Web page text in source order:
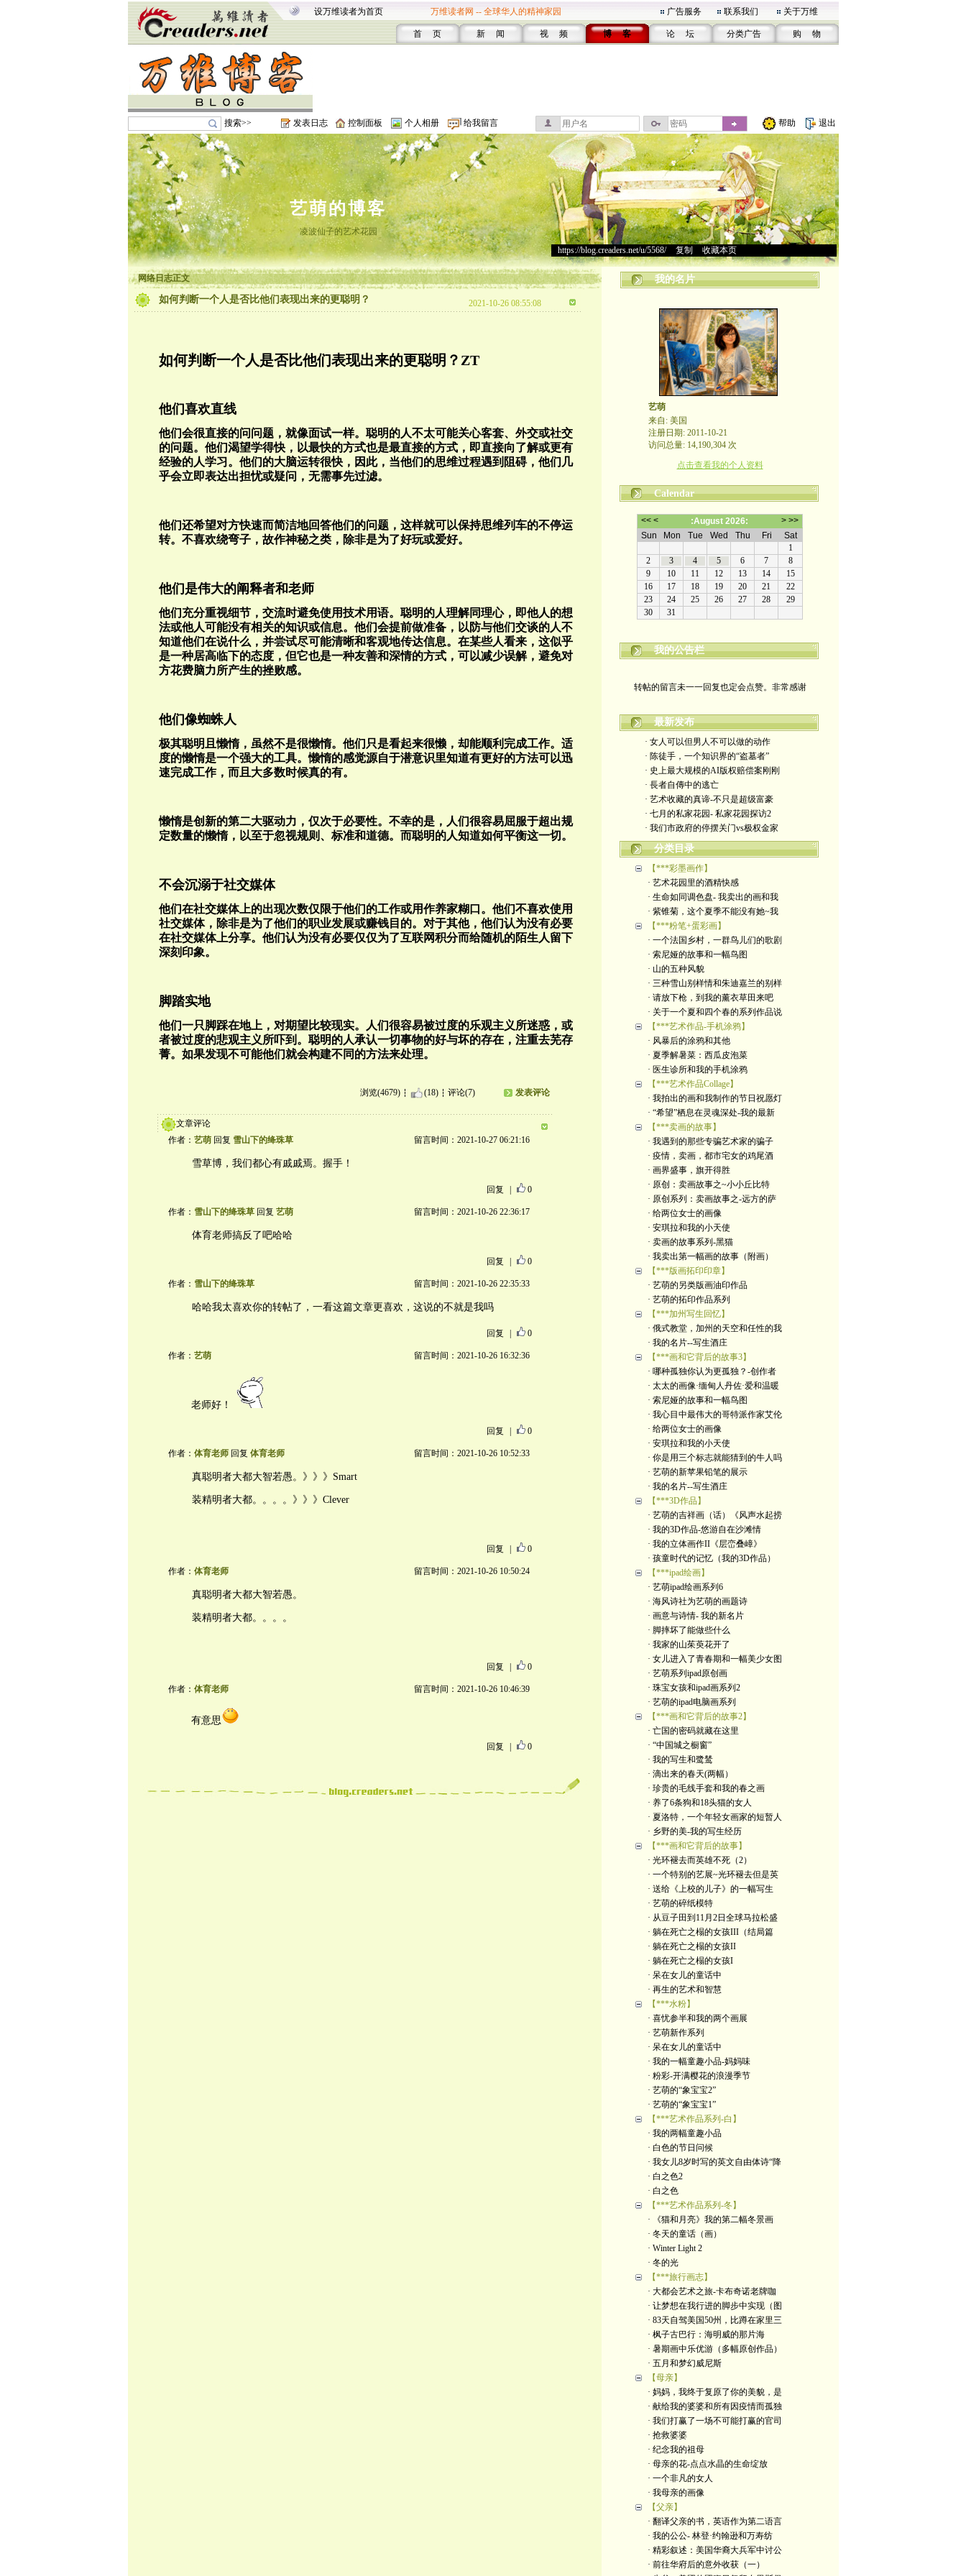
设万维读者为首页 万维读者网 -- 全球华人的精神家园 广告服务 联系我们 关于万维
首 页 新 闻 视 频 博 客 论 坛 分类广告 购 物
搜索>> 发表日志 控制面板 个人相册 给我留言 帮助 退出
艺萌的博客
凌波仙子的艺术花园
https://blog.creaders.net/u/5568/> 复制 收藏本页
网络日志正文
如何判断一个人是否比他们表现出来的更聪明？ 2021-10-26 08:55:08
如何判断一个人是否比他们表现出来的更聪明？ZT
他们喜欢直线
他们会很直接的问问题，就像面试一样。聪明的人不太可能关心客套、外交或社交
的问题。他们渴望学得快，以最快的方式也是最直接的方式，即直接向了解或更有
经验的人学习。他们的大脑运转很快，因此，当他们的思维过程遇到阻碍，他们几
乎会立即表达出担忧或疑问，无需事先过滤。
他们还希望对方快速而简洁地回答他们的问题，这样就可以保持思维列车的不停运
转。不喜欢绕弯子，故作神秘之类，除非是为了好玩或爱好。
他们是伟大的阐释者和老师
他们充分重视细节，交流时避免使用技术用语。聪明的人理解同理心，即他人的想
法或他人可能没有相关的知识或信息。他们会提前做准备，以防与他们交谈的人不
知道他们在说什么，并尝试尽可能清晰和客观地传达信息。在某些人看来，这似乎
是一种居高临下的态度，但它也是一种友善和深情的方式，可以减少误解，避免对
方花费脑力所产生的挫败感。
他们像蜘蛛人
极其聪明且懒惰，虽然不是很懒惰。他们只是看起来很懒，却能顺利完成工作。适
度的懒惰是一个强大的工具。懒惰的感觉源自于潜意识里知道有更好的方法可以迅
速完成工作，而且大多数时候真的有。
懒惰是创新的第二大驱动力，仅次于必要性。不幸的是，人们很容易屈服于超出规
定数量的懒惰，以至于忽视规则、标准和道德。而聪明的人知道如何平衡这一切。
不会沉溺于社交媒体
他们在社交媒体上的出现次数仅限于他们的工作或用作养家糊口。他们不喜欢使用
社交媒体，除非是为了他们的职业发展或赚钱目的。对于其他，他们认为没有必要
在社交媒体上分享。他们认为没有必要仅仅为了互联网积分而给随机的陌生人留下
深刻印象。
脚踏实地
他们一只脚踩在地上，对期望比较现实。人们很容易被过度的乐观主义所迷惑，或
者被过度的悲观主义所吓到。聪明的人承认一切事物的好与坏的存在，注重去芜存
菁。如果发现不可能他们就会构建不同的方法来处理。
浏览(4679) (18) 评论(7) 发表评论
文章评论
作者： 艺萌回复 雪山下的绛珠草 留言时间：2021-10-27 06:21:16
雪草博，我们都心有戚戚焉。握手！
回复 0
作者： 雪山下的绛珠草回复 艺萌 留言时间：2021-10-26 22:36:17
体育老师搞反了吧哈哈
回复 0
作者： 雪山下的绛珠草 留言时间：2021-10-26 22:35:33
哈哈我太喜欢你的转帖了，一看这篇文章更喜欢，这说的不就是我吗
回复 0
作者： 艺萌 留言时间：2021-10-26 16:32:36
老师好！
回复 0
作者： 体育老师回复 体育老师 留言时间：2021-10-26 10:52:33
真聪明者大都大智若愚。》》》Smart
装精明者大都。。。。》》》Clever
回复 0
作者： 体育老师 留言时间：2021-10-26 10:50:24
真聪明者大都大智若愚。
装精明者大都。。。。
回复 0
作者： 体育老师 留言时间：2021-10-26 10:46:39
有意思
回复 0
我的名片
艺萌
来自: 美国
注册日期: 2011-10-21
访问总量: 14,190,304 次
点击查看我的个人资料
Calendar
我的公告栏
哪裡有自由，哪裡就是祖國
有意收藏者请私信我，感谢一贯支持
政治转载不一定代表本人意见
艺术博客：https://yimengl.blog
目录中标注星号的为本人艺术原创
最新发布
· 女人可以但男人不可以做的动作
· 陈徒手，一个知识界的“盗墓者”
· 史上最大规模的AI版权赔偿案刚刚
· 長者自傳中的逃亡
· 艺术收藏的真谛-不只是超级富豪
· 七月的私家花园- 私家花园探访2
· 我们市政府的停摆关门vs极权金家
分类目录
【***彩墨画作】
· 艺术花园里的酒精快感
· 生命如同调色盘- 我卖出的画和我
· 紫锥菊，这个夏季不能没有她~我
【***粉笔+蛋彩画】
· 一个法国乡村，一群鸟儿们的歌剧
· 索尼娅的故事和一幅鸟图
· 山的五种风貌
· 三种雪山别样情和朱迪嘉兰的别样
· 请放下枪，到我的薰衣草田来吧
· 关于一个夏和四个春的系列作品说
【***艺术作品-手机涂鸦】
· 风暴后的涂鸦和其他
· 夏季解暑菜：西瓜皮泡菜
· 医生诊所和我的手机涂鸦
【***艺术作品Collage】
· 我拍出的画和我制作的节日祝愿灯
· “希望”栖息在灵魂深处-我的最新
【***卖画的故事】
· 我遇到的那些专骗艺术家的骗子
· 疫情，卖画，都市宅女的鸡尾酒
· 画界盛事，旗开得胜
· 原创：卖画故事之~小小丘比特
· 原创系列：卖画故事之-远方的萨
· 给两位女士的画像
· 安琪拉和我的小天使
· 卖画的故事系列-黑猫
· 我卖出第一幅画的故事（附画）
【***版画拓印印章】
· 艺萌的另类版画油印作品
· 艺萌的拓印作品系列
【***加州写生回忆】
· 俄式教堂，加州的天空和任性的我
· 我的名片--写生酒庄
【***画和它背后的故事3】
· 哪种孤独你认为更孤独？-创作者
· 太太的画像·缅甸人丹佐·爱和温暖
· 索尼娅的故事和一幅鸟图
· 我心目中最伟大的哥特派作家艾伦
· 给两位女士的画像
· 安琪拉和我的小天使
· 你是用三个标志就能猜到的牛人吗
· 艺萌的新苹果铅笔的展示
· 我的名片--写生酒庄
【***3D作品】
· 艺萌的吉祥画（话）《风声水起捞
· 我的3D作品-悠游自在沙滩情
· 我的立体画作II《层峦叠嶂》
· 孩童时代的记忆（我的3D作品）
【***ipad绘画】
· 艺萌ipad绘画系列6
· 海风诗社为艺萌的画题诗
· 画意与诗情- 我的新名片
· 脚摔坏了能做些什么
· 我家的山茱萸花开了
· 女儿进入了青春期和一幅美少女图
· 艺萌系列ipad原创画
· 珠宝女孩和ipad画系列2
· 艺萌的ipad电脑画系列
【***画和它背后的故事2】
· 亡国的密码就藏在这里
· “中国城之橱窗”
· 我的写生和鹭鸶
· 滴出来的春天(两幅）
· 珍贵的毛线手套和我的春之画
· 养了6条狗和18头猫的女人
· 夏洛特，一个年轻女画家的短暂人
· 乡野的美-我的写生经历
【***画和它背后的故事】
· 光环褪去而英雄不死（2）
· 一个特别的艺展~光环褪去但是英
· 送给《上校的儿子》的一幅写生
· 艺萌的碎纸模特
· 从豆子田到11月2日全球马拉松盛
· 躺在死亡之榻的女孩III（结局篇
· 躺在死亡之榻的女孩II
· 躺在死亡之榻的女孩I
· 呆在女儿的童话中
· 再生的艺术和智慧
【***水粉】
· 喜忧参半和我的两个画展
· 艺萌新作系列
· 呆在女儿的童话中
· 我的一幅童趣小品-妈妈味
· 粉彩-开满樱花的浪漫季节
· 艺萌的“象宝宝2”
· 艺萌的“象宝宝1”
【***艺术作品系列-白】
· 我的两幅童趣小品
· 白色的节日问候
· 我女儿8岁时写的英文自由体诗“降
· 白之色2
· 白之色
【***艺术作品系列-冬】
· 《猫和月亮》我的第二幅冬景画
· 冬天的童话（画）
· Winter Light 2
· 冬的光
【***旅行画志】
· 大都会艺术之旅-卡布奇诺老牌咖
· 让梦想在我行进的脚步中实现（图
· 83天自驾美国50州，比蹲在家里三
· 枫子古巴行：海明威的那片海
· 暑期画中乐优游（多幅原创作品）
· 五月和梦幻威尼斯
【母亲】
· 妈妈，我终于复原了你的美貌，是
· 献给我的婆婆和所有因疫情而孤独
· 我们打赢了一场不可能打赢的官司
· 抢救婆婆
· 纪念我的祖母
· 母亲的花-点点水晶的生命绽放
· 一个非凡的女人
· 我母亲的画像
【父亲】
· 翻译父亲的书，英语作为第二语言
· 我的公公- 林登·约翰逊和万寿纺
· 精彩叙述：美国华裔大兵军中讨公
· 前往华府后的意外收获（一）